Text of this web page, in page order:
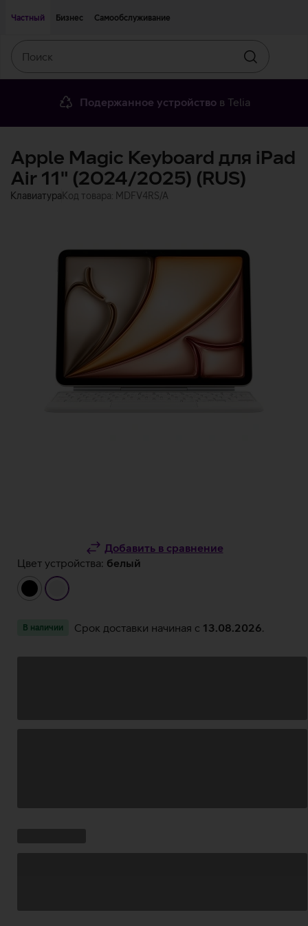
Частный
Бизнес Самообслуживание
Искать
Подержанное устройство в Telia
Apple Magic Keyboard для iPad
Air 11" (2024/2025) (RUS)
Клавиатура Код товара: MDFV4RS/A
Добавить в сравнение
Цвет устройства: белый
чёрныйбелый
В наличии Срок доставки начиная c 13.08.2026